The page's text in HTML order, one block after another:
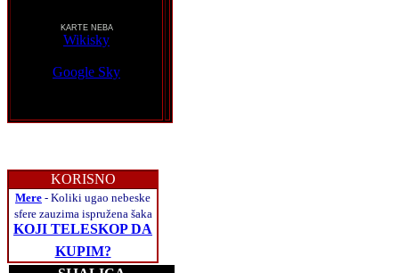
KARTE NEBA
Wikisky
Google Sky
KORISNO
Mere - Koliki ugao nebeske
sfere zauzima ispružena šaka
KOJI TELESKOP DA
KUPIM?